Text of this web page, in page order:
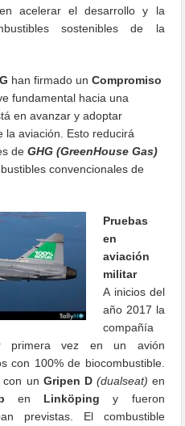
acelerar el desarrollo y la
sostenibles de la
han firmado unCompromiso
fundamental hacia una
en avanzar y adoptar
la aviación.
Esto reducirá
deGHG (GreenHouse Gas)
convencionales de
Pruebas
en
aviación
militar
A inicios del
año 2017 la
compañía
vez en un avión
con 100% de biocombustible.
con un Gripen D (dualseat) en
en Linköping y fueron
previstas. El combustible